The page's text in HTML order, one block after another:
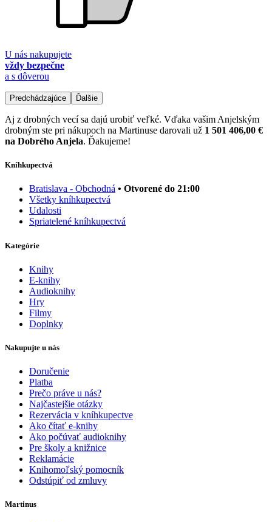
U nás nakupujete
vždy bezpečne
a s dôverou
Predchádzajúce Ďalšie
Aj z drobných vecí sa dajú urobiť veľké. Vďaka vašim Anjelským
drobným ste pri nákupoch na Martinuse darovali už 1 501 406,00 €
na Dobrého Anjela. Ďakujeme!
Kníhkupectvá
Bratislava - Obchodná • Otvorené do 21:00
Všetky kníhkupectvá
Udalosti
Spriatelené kníhkupectvá
Kategórie
Knihy
E-knihy
Audioknihy
Hry
Filmy
Doplnky
Nakupujte u nás
Doručenie
Platba
Prečo práve u nás?
Najčastejšie otázky
Rezervácia v kníhkupectve
Ako čítať e-knihy
Ako počúvať audioknihy
Pre školy a knižnice
Reklamácie
Knihomoľský pomocník
Odstúpiť od zmluvy
Martinus